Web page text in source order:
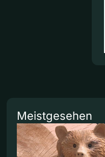
Meistgesehen